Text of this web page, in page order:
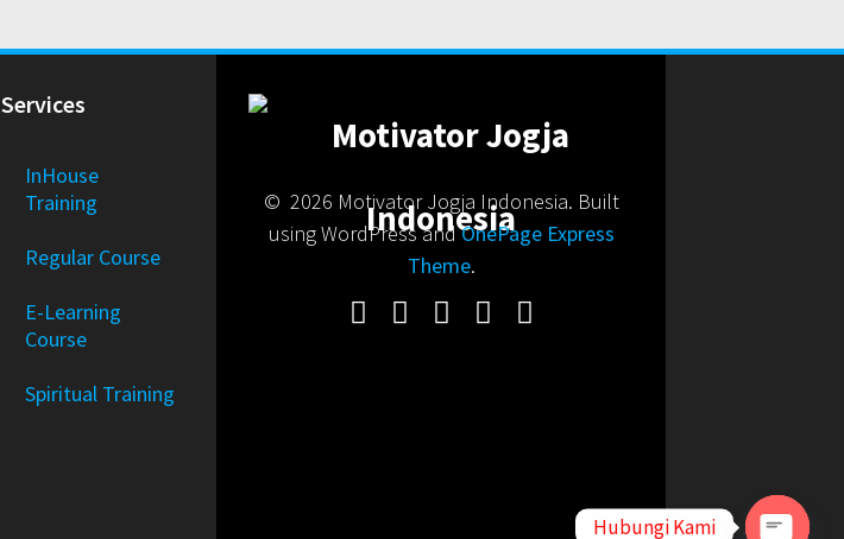
Services
InHouse
Training
Regular Course
E-Learning
Course
Spiritual Training
© 2026 Motivator Jogja Indonesia. Built
using WordPress andOnePage Express
Theme.
Hubungi Kami